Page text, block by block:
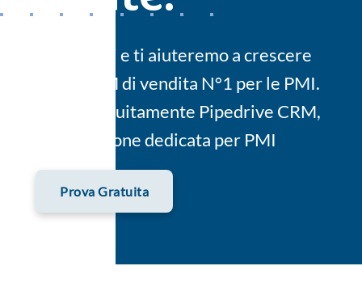
Contattaci e ti aiuteremo a crescere
con il CRM di vendita N°1 per le PMI.
Prova gratuitamente Pipedrive CRM,
una soluzione dedicata per PMI
Prova Gratuita